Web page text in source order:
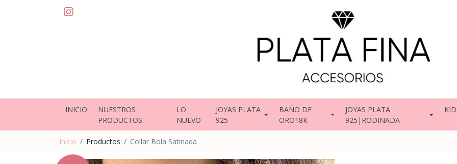
INICIO
NUESTROS
PRODUCTOS
LO
NUEVO
JOYAS PLATA
925
BAÑO DE
ORO18K
JOYAS PLATA
925|RODINADA
Inicio Productos Collar Bola Satinada